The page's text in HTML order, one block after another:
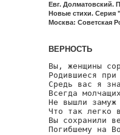
Евг. Долматовский.
Новые стихи. Серия
Москва: Советская
ВЕРНОСТЬ
Вы, женщины
Родившиеся
Средь вас я
Всегда
Не вышли
Что так легко
Вы сохранили
Погибшему на